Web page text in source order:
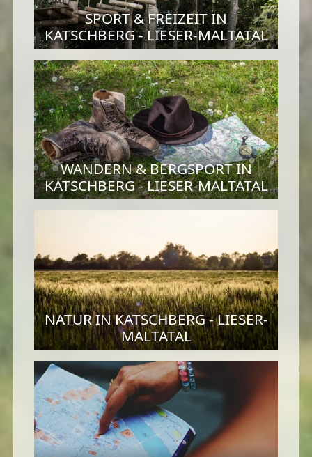
SPORT & FREIZEIT IN
KATSCHBERG - LIESER-MALTATAL
WANDERN & BERGSPORT IN
KATSCHBERG - LIESER-MALTATAL
NATUR IN KATSCHBERG - LIESER-
MALTATAL